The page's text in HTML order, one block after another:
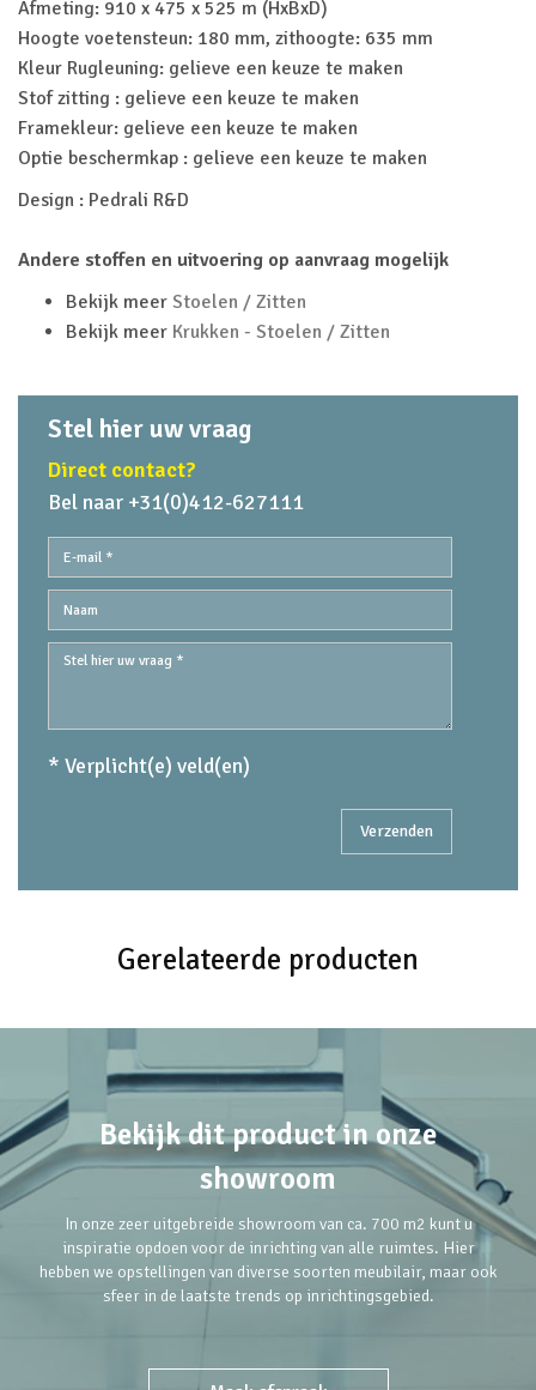
Afmeting: 910 x 475 x 525 m (HxBxD)
Hoogte voetensteun: 180 mm, zithoogte: 635 mm
Kleur Rugleuning: gelieve een keuze te maken
Stof zitting : gelieve een keuze te maken
Framekleur: gelieve een keuze te maken
Optie beschermkap : gelieve een keuze te maken
Design : Pedrali R&D
Andere stoffen en uitvoering op aanvraag mogelijk
Bekijk meer Stoelen / Zitten
Bekijk meer Krukken - Stoelen / Zitten
Stel hier uw vraag
Direct contact?
Bel naar +31(0)412-627111
* Verplicht(e) veld(en)
Gerelateerde producten
Bekijk dit product in onze
showroom
In onze zeer uitgebreide showroom van ca. 700 m2 kunt u
inspiratie opdoen voor de inrichting van alle ruimtes. Hier
hebben we opstellingen van diverse soorten meubilair, maar ook
sfeer in de laatste trends op inrichtingsgebied.